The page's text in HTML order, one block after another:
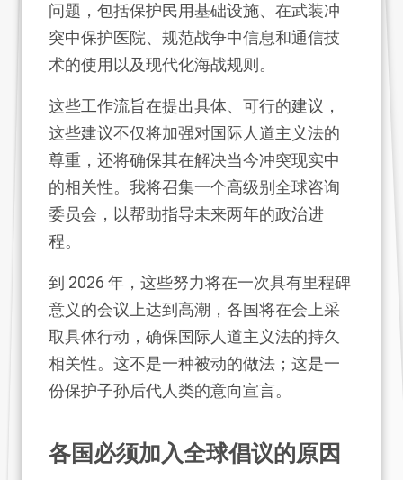
问题，包括保护民用基础设施、在武装冲
突中保护医院、规范战争中信息和通信技
术的使用以及现代化海战规则。
这些工作流旨在提出具体、可行的建议，
这些建议不仅将加强对国际人道主义法的
尊重，还将确保其在解决当今冲突现实中
的相关性。我将召集一个高级别全球咨询
委员会，以帮助指导未来两年的政治进
程。
到 2026 年，这些努力将在一次具有里程碑
意义的会议上达到高潮，各国将在会上采
取具体行动，确保国际人道主义法的持久
相关性。这不是一种被动的做法；这是一
份保护子孙后代人类的意向宣言。
各国必须加入全球倡议的原因